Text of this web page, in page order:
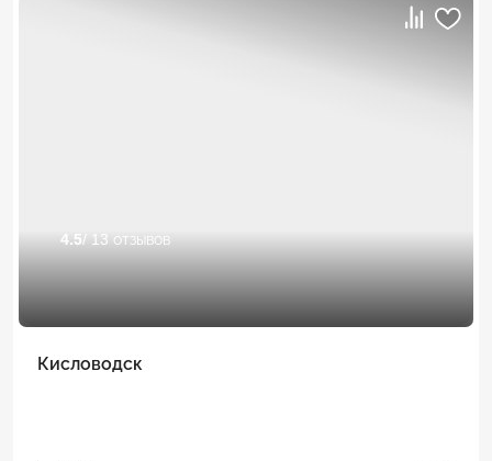
4.5/ 13 отзывов
Кисловодск